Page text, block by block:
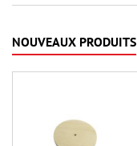
NOUVEAUX PRODUITS